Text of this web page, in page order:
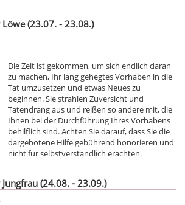
(23.07. - 23.08.)
Die Zeit ist gekommen, um sich endlich daran
zu machen, Ihr lang gehegtes Vorhaben in die
Tat umzusetzen und etwas Neues zu
beginnen. Sie strahlen Zuversicht und
Tatendrang aus und reißen so andere mit, die
Ihnen bei der Durchführung Ihres Vorhabens
behilflich sind. Achten Sie darauf, dass Sie die
dargebotene Hilfe gebührend honorieren und
nicht für selbstverständlich erachten.
(24.08. - 23.09.)